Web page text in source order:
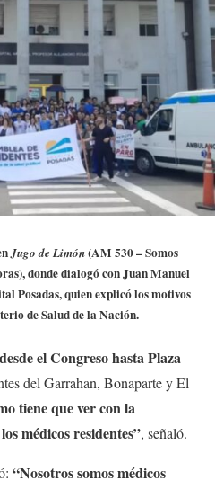
Jugo de Limón(AM 530 – Somos
donde dialogó con Juan Manuel
Posadas, quien explicó los motivos
de Salud de la Nación.
el Congreso hasta Plaza
del Garrahan, Bonaparte y El
tiene que ver con la
médicos residentes”, señaló.
“Nosotros somos médicos